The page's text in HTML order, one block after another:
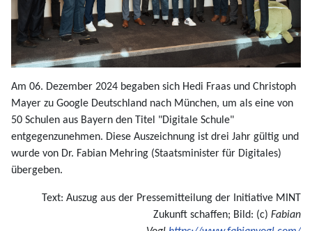
Am 06. Dezember 2024 begaben sich Hedi Fraas und Christoph
Mayer zu Google Deutschland nach München, um als eine von
50 Schulen aus Bayern den Titel "Digitale Schule"
entgegenzunehmen. Diese Auszeichnung ist drei Jahr gültig und
wurde von Dr. Fabian Mehring (Staatsminister für Digitales)
übergeben.
Text: Auszug aus der Pressemitteilung der Initiative MINT
Zukunft schaffen; Bild: (c) Fabian